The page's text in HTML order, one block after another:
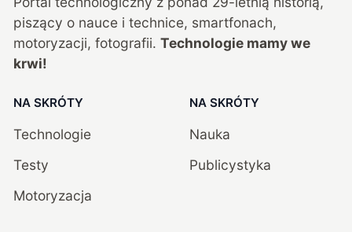
piszący o nauce i technice, smartfonach,
motoryzacji, fotografii. Technologie mamy we
krwi!
NA SKRÓTY
Technologie
Testy
Motoryzacja
NA SKRÓTY
Nauka
Publicystyka